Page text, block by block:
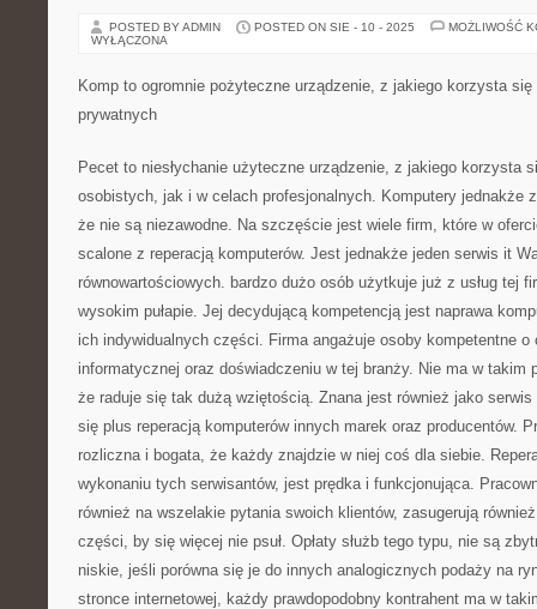
POSTED BY ADMIN POSTED ON SIE - 10 - 2025
MOŻLIWOŚĆ
WYŁĄCZONA
Komp to ogromnie pożyteczne urządzenie, z jakiego korzysta
prywatnych
Pecet to niesłychanie użyteczne urządzenie, z jakiego korzysta
osobistych, jak i w celach profesjonalnych. Komputery jednakże
że nie są niezawodne. Na szczęście jest wiele firm, które w
scalone z reperacją komputerów. Jest jednakże jeden serwis it
równowartościowych. bardzo dużo osób użytkuje już z usług tej
wysokim pułapie. Jej decydującą kompetencją jest naprawa
ich indywidualnych części. Firma angażuje osoby kompetentne o
informatycznej oraz doświadczeniu w tej branży. Nie ma w takim
że raduje się tak dużą wziętością. Znana jest również jako
się plus reperacją komputerów innych marek oraz producentów.
rozliczna i bogata, że każdy znajdzie w niej coś dla siebie.
wykonaniu tych serwisantów, jest prędka i funkcjonująca.
również na wszelakie pytania swoich klientów, zasugerują
części, by się więcej nie psuł. Opłaty służb tego typu, nie są
niskie, jeśli porówna się je do innych analogicznych podaży na
stronce internetowej, każdy prawdopodobny kontrahent ma w